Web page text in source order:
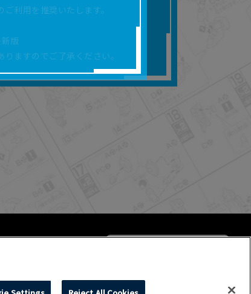
利用を推奨いたします。
版
ますのでご了承ください。
合があります。
ます。
るものではあ
。
等が生じたとし
た当社は、本